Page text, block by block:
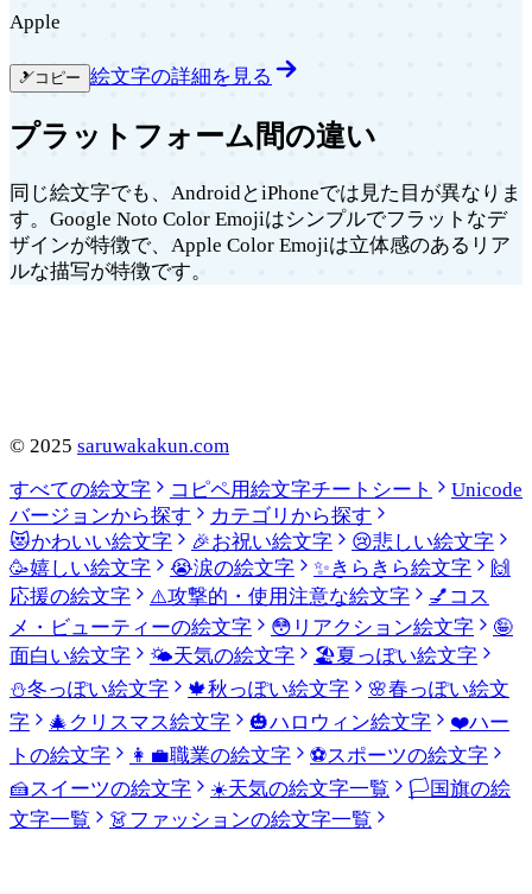
Apple
🎿コピー 絵文字の詳細を見る
プラットフォーム間の違い
同じ絵文字でも、AndroidとiPhoneでは見た目が異なりま
す。Google Noto Color Emojiはシンプルでフラットなデ
ザインが特徴で、Apple Color Emojiは立体感のあるリア
ルな描写が特徴です。
© 2025 saruwakakun.com
すべての絵文字
コピペ用絵文字チートシート
Unicode
バージョンから探す
カテゴリから探す
😻かわいい絵文字 🎉お祝い絵文字 😢悲しい絵文字
🥳嬉しい絵文字 😭涙の絵文字 ✨きらきら絵文字
🙌
応援の絵文字
⚠️攻撃的・使用注意な絵文字 💅 コス
メ・ビューティーの絵文字
😳 リアクション絵文字
🤪
面白い絵文字
🌤️天気の絵文字 🏖️夏っぽい絵文字
⛄冬っぽい絵文字 🍁秋っぽい絵文字 🌸春っぽい絵文
字
🎄 クリスマス絵文字 🎃ハロウィン絵文字 ❤️ハー
トの絵文字
👩‍💼職業の絵文字 ⚽スポーツの絵文字
🍰スイーツの絵文字 ☀️天気の絵文字一覧 🏳️国旗の絵
文字一覧
👗ファッションの絵文字一覧